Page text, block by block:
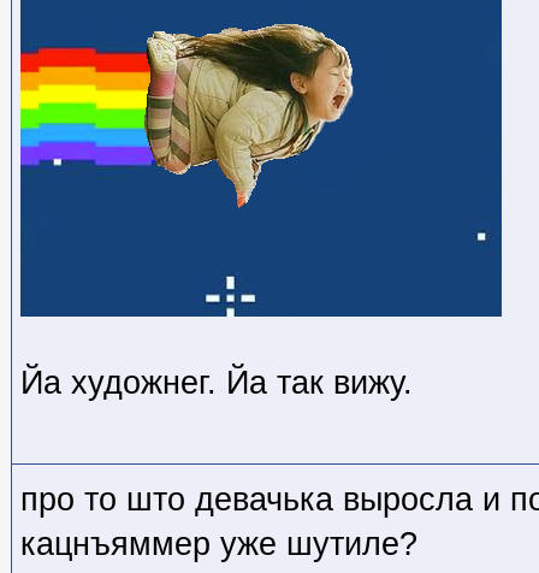
Йа художнег. Йа так вижу.
про то што девачька выросла и
кацнъяммер уже шутиле?